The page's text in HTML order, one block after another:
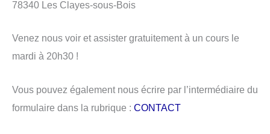
78340 Les Clayes-sous-Bois
Venez nous voir et assister gratuitement à un cours le
mardi à 20h30 !
Vous pouvez également nous écrire par l’intermédiaire du
formulaire dans la rubrique : CONTACT